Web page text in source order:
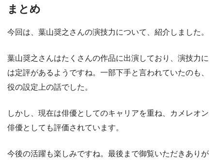
まとめ
今回は、葉山奨之さんの演技力について、紹介しました。
葉山奨之さんはたくさんの作品に出演しており、演技力に
は定評があるようですね。一部下手と言われていたのも、
役の設定上の話でした。
しかし、現在は俳優としてのキャリアを重ね、カメレオン
俳優としても評価されています。
今後の活躍も楽しみですね。最後まで御覧いただきありが